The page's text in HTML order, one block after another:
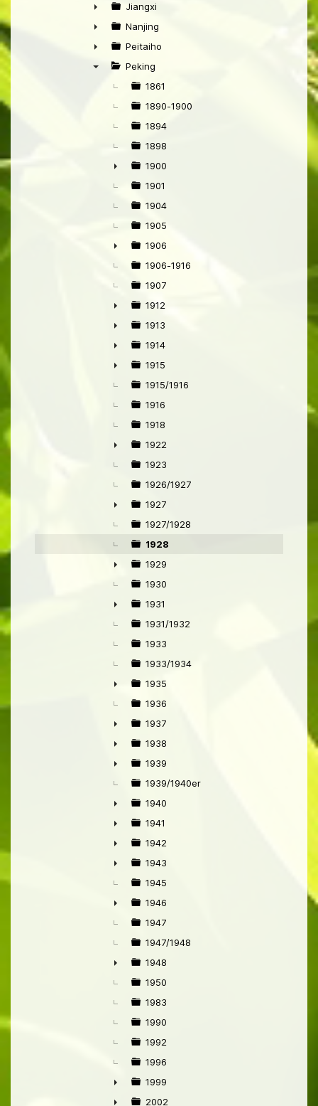
►
►
Jiangxi
►
Nanjing
►
Peitaiho
Peking
1861
1890-1900
1894
1898
►
1900
1901
1904
1905
►
1906
1906-1916
1907
►
1912
►
1913
►
1914
►
1915
1915/1916
1916
1918
►
1922
1923
1926/1927
►
1927
1927/1928
1928
►
1929
1930
►
1931
1931/1932
1933
1933/1934
►
1935
1936
►
1937
►
1938
►
1939
1939/1940er
►
1940
►
1941
►
1942
►
1943
1945
►
1946
1947
1947/1948
►
1948
1950
1983
1990
1992
1996
►
1999
2002